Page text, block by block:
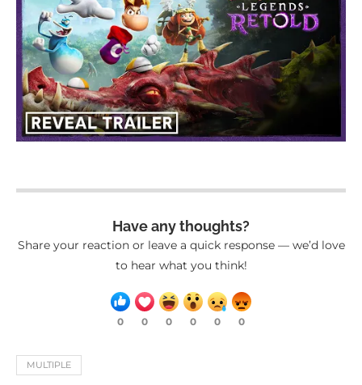
Have any thoughts?
Share your reaction or leave a quick response — we’d love
to hear what you think!
0 0 0 0 0 0
MULTIPLE